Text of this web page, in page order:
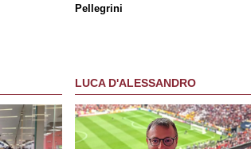
Pellegrini
LUCA D'ALESSANDRO